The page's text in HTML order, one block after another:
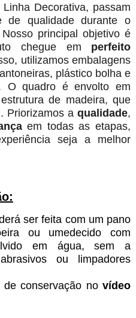
Decorativa, passam
de qualidade durante o
principal objetivo é
chegue em perfeito
utilizamos embalagens
plástico bolha e
O quadro é envolto em
de madeira, que
Priorizamos aqualidade,
em todas as etapas,
seja a melhor
ser feita com um pano
ou umedecido com
em água, sem a
ou limpadores
de conservação novídeo